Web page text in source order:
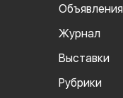
Объявления
Журнал
Выставки
Рубрики